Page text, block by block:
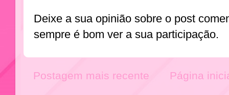
Deixe a sua opinião sobre o post
sempre é bom ver a sua participação.
Postagem mais recente Página